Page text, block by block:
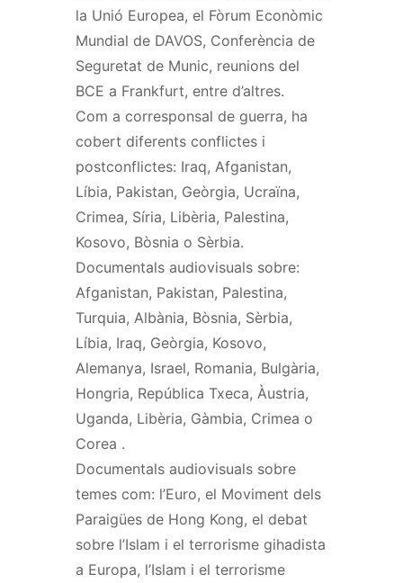
la Unió Europea, el Fòrum Econòmic
Mundial de DAVOS, Conferència de
Seguretat de Munic, reunions del
BCE a Frankfurt, entre d’altres.
Com a corresponsal de guerra, ha
cobert diferents conflictes i
postconflictes: Iraq, Afganistan,
Líbia, Pakistan, Geòrgia, Ucraïna,
Crimea, Síria, Libèria, Palestina,
Kosovo, Bòsnia o Sèrbia.
Documentals audiovisuals sobre:
Afganistan, Pakistan, Palestina,
Turquia, Albània, Bòsnia, Sèrbia,
Líbia, Iraq, Geòrgia, Kosovo,
Alemanya, Israel, Romania, Bulgària,
Hongria, República Txeca, Àustria,
Uganda, Libèria, Gàmbia, Crimea o
Corea .
Documentals audiovisuals sobre
temes com: l’Euro, el Moviment dels
Paraigües de Hong Kong, el debat
sobre l’Islam i el terrorisme gihadista
a Europa, l’Islam i el terrorisme